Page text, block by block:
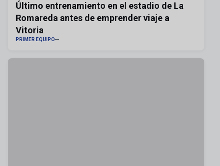
Último entrenamiento en el estadio de La
Romareda antes de emprender viaje a
Vitoria
PRIMER EQUIPO